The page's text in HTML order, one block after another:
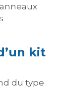
kit
du type